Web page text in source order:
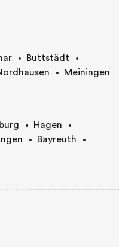
Buttstädt
Meiningen
Hagen
Bayreuth